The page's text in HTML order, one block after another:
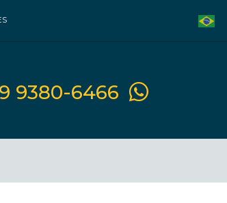
9380-6466